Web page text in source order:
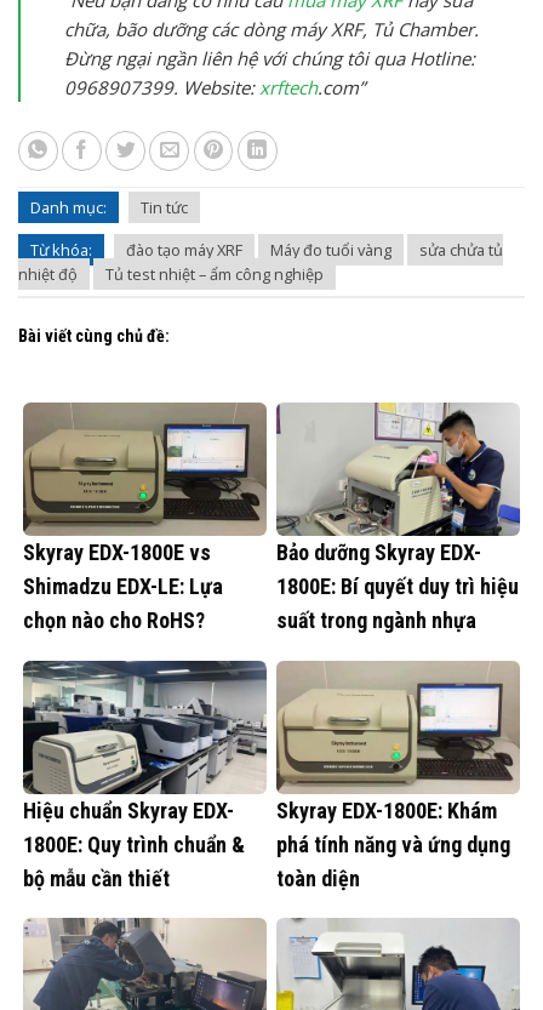
chữa, bão dưỡng các dòng máy XRF, Tủ Chamber.
Đừng ngại ngần liên hệ với chúng tôi qua Hotline:
0968907399. Website: xrftech.com”
Danh mục:
Tin tức
Từ khóa:
đào tạo máy XRF Máy đo tuổi vàng
sửa chửa tủ
nhiệt độ
Tủ test nhiệt – ẩm công nghiệp
Bài viết cùng chủ đề:
Skyray EDX-1800E vs
Shimadzu EDX-LE: Lựa
chọn nào cho RoHS?
Bảo dưỡng Skyray EDX-
1800E: Bí quyết duy trì hiệu
suất trong ngành nhựa
Hiệu chuẩn Skyray EDX-
1800E: Quy trình chuẩn &
bộ mẫu cần thiết
Skyray EDX-1800E: Khám
phá tính năng và ứng dụng
toàn diện